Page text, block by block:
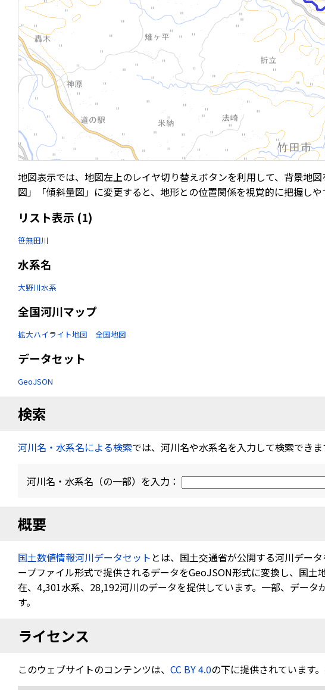
地図表示では、地図左上のレイヤ切り替えボタンを利用して、背景地
図」「傾斜量図」に変更すると、地形との位置関係を視覚的に把握しや
リスト表示 (1)
笹無田川
水系名
大野川水系
全国河川マップ
拡大ハイライト地図 全国地図
データセット
GeoJSON
検索
河川名・水系名による検索では、河川名や水系名を入力して検索できま
河川名・水系名（の一部）を入力：
概要
国土数値情報河川データセット とは、国土交通省が公開する河川デー
ープファイル形式で提供されるデータをGeoJSON形式に変換し、国
在、4,301水系、28,192河川のデータを提供しています。一部、データ
す。
ライセンス
このウェブサイトのコンテンツは、 CC BY 4.0の下に提供されています